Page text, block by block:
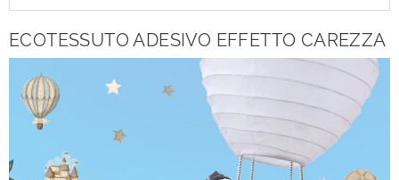
ECOTESSUTO ADESIVO EFFETTO CAREZZA